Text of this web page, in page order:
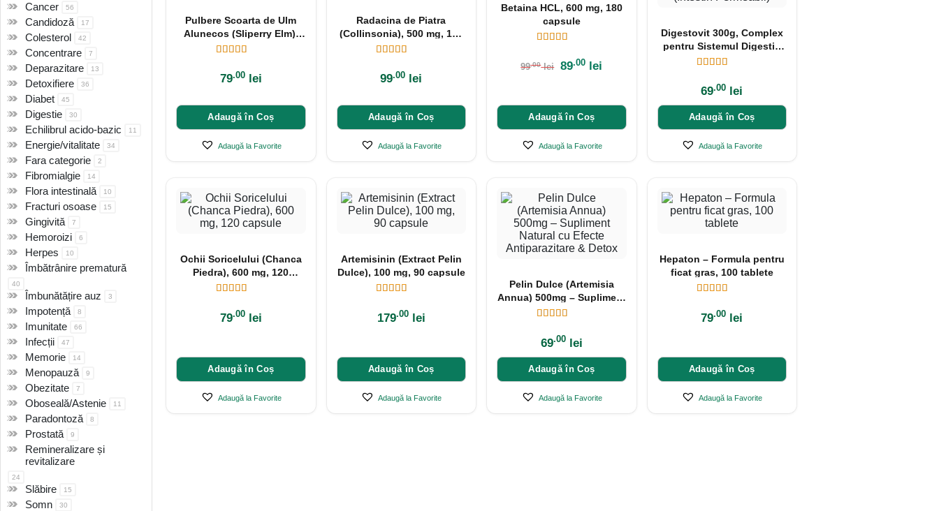
Cancer 56
Candidoză 17
Colesterol 42
Concentrare 7
Deparazitare 13
Detoxifiere 36
Diabet 45
Digestie 30
Echilibrul acido-bazic 11
Energie/vitalitate 34
Fara categorie 2
Fibromialgie 14
Flora intestinală 10
Fracturi osoase 15
Gingivită 7
Hemoroizi 6
Herpes 10
Îmbătrânire prematură
40
Îmbunătățire auz 3
Impotență 8
Imunitate 66
Infecții 47
Memorie 14
Menopauză 9
Obezitate 7
Oboseală/Astenie 11
Paradontoză 8
Prostată 9
Remineralizare și
revitalizare
24
Slăbire 15
Somn 30
Pulbere Scoarta de Ulm
Alunecos (Sliperry Elm),
200 g
79.00 lei
Adaugă în Coș
Adaugă la Favorite
Radacina de Piatra
(Collinsonia), 500 mg, 120
capsule
99.00 lei
Adaugă în Coș
Adaugă la Favorite
Betaina HCL, 600 mg, 180
capsule
99.00 lei 89.00 lei
Adaugă în Coș
Adaugă la Favorite
Digestovit 300g, Complex
pentru Sistemul Digestiv
(Intestin Permeabil)
69.00 lei
Adaugă în Coș
Adaugă la Favorite
Ochii Soricelului (Chanca
Piedra), 600 mg, 120
capsule
79.00 lei
Adaugă în Coș
Adaugă la Favorite
Artemisinin (Extract Pelin
Dulce), 100 mg, 90 capsule
179.00 lei
Adaugă în Coș
Adaugă la Favorite
Pelin Dulce (Artemisia
Annua) 500mg – Supliment
Natural cu Efecte
69.00 lei
Adaugă în Coș
Adaugă la Favorite
Hepaton – Formula pentru
ficat gras, 100 tablete
79.00 lei
Adaugă în Coș
Adaugă la Favorite